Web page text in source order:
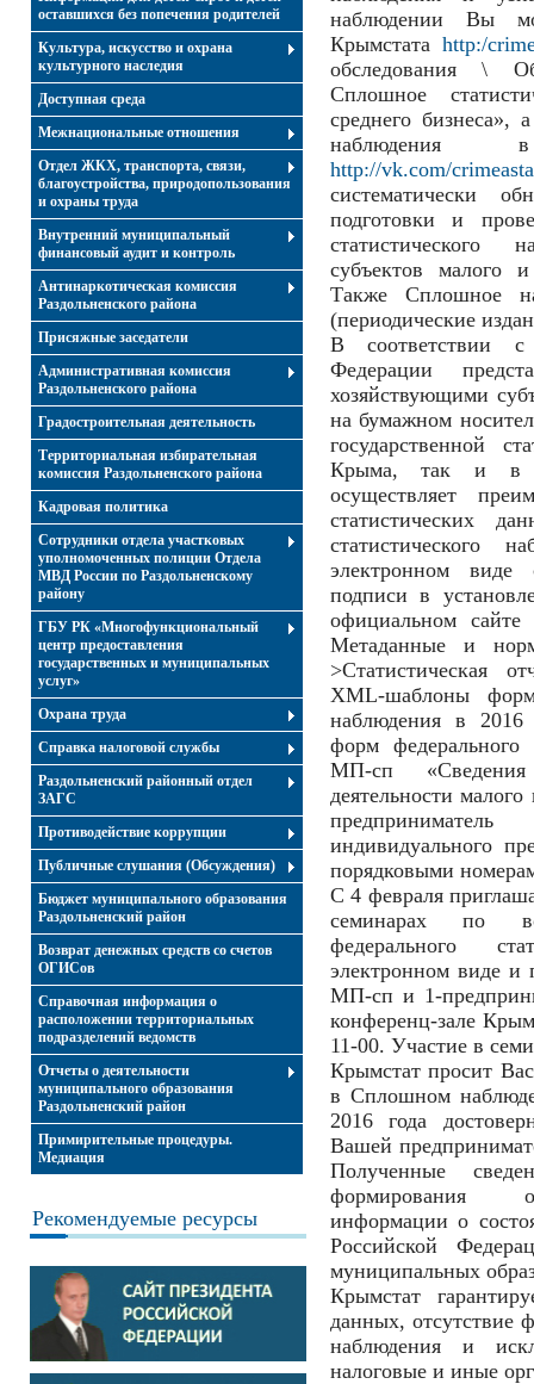
оставшихся без попечения родителей
Культура, искусство и охрана
культурного наследия
Доступная среда
Межнациональные отношения
Отдел ЖКХ, транспорта, связи,
благоустройства, природопользования
и охраны труда
Внутренний муниципальный
финансовый аудит и контроль
Антинаркотическая комиссия
Раздольненского района
Присяжные заседатели
Административная комиссия
Раздольненского района
Градостроительная деятельность
Территориальная избирательная
комиссия Раздольненского района
Кадровая политика
Сотрудники отдела участковых
уполномоченных полиции Отдела
МВД России по Раздольненскому
району
ГБУ РК «Многофункциональный
центр предоставления
государственных и муниципальных
услуг»
Охрана труда
Справка налоговой службы
Раздольненский районный отдел
ЗАГС
Противодействие коррупции
Публичные слушания (Обсуждения)
Бюджет муниципального образования
Раздольненский район
Возврат денежных средств со счетов
ОГИСов
Справочная информация о
расположении территориальных
подразделений ведомств
Отчеты о деятельности
муниципального образования
Раздольненский район
Примирительные процедуры.
Медиация
Рекомендуемые ресурсы
наблюдении Вы
Крымстатаhttp:/
обследования \
Сплошное
среднего бизнеса»,
наблюдения
http://vk.com/
систематически
подготовки и
статистического
субъектов малого и
Также Сплошное
(периодические
В соответствии с
Федерации
хозяйствующими
на бумажном
государственной
Крыма, так и в
осуществляет
статистических
статистического
электронном виде
подписи в
официальном сайте
Метаданные и
>Статистическая
XML-шаблоны форм
наблюдения в
форм федерального
МП-сп
деятельности
индивидуального
порядковыми
С 4 февраля
семинарах по
федерального
электронном виде и
МП-сп и 1-
конференц-зале
11-00. Участие в
Крымстат просит
в Сплошном
2016 года
Вашей
Полученные
формирования
информации о
Российской
муниципальных
Крымстат
данных, отсутствие
наблюдения и
налоговые и иные